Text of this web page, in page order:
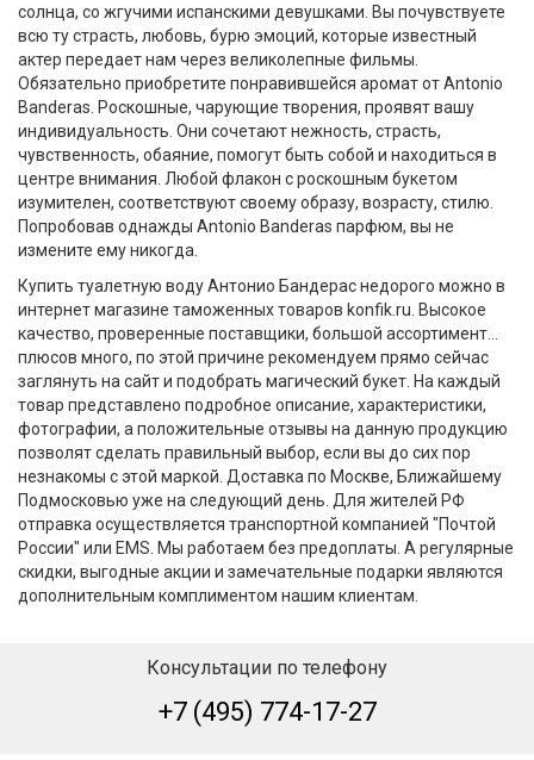
солнца, со жгучими испанскими девушками. Вы почувствуете
всю ту страсть, любовь, бурю эмоций, которые известный
актер передает нам через великолепные фильмы.
Обязательно приобретите понравившейся аромат от Antonio
Banderas. Роскошные, чарующие творения, проявят вашу
индивидуальность. Они сочетают нежность, страсть,
чувственность, обаяние, помогут быть собой и находиться в
центре внимания. Любой флакон с роскошным букетом
изумителен, соответствуют своему образу, возрасту, стилю.
Попробовав однажды Antonio Banderas парфюм, вы не
измените ему никогда.
Купить туалетную воду Антонио Бандерас недорого можно в
интернет магазине таможенных товаров konfik.ru. Высокое
качество, проверенные поставщики, большой ассортимент...
плюсов много, по этой причине рекомендуем прямо сейчас
заглянуть на сайт и подобрать магический букет. На каждый
товар представлено подробное описание, характеристики,
фотографии, а положительные отзывы на данную продукцию
позволят сделать правильный выбор, если вы до сих пор
незнакомы с этой маркой. Доставка по Москве, Ближайшему
Подмосковью уже на следующий день. Для жителей РФ
отправка осуществляется транспортной компанией "Почтой
России" или ЕMS. Мы работаем без предоплаты. А регулярные
скидки, выгодные акции и замечательные подарки являются
дополнительным комплиментом нашим клиентам.
Консультации по телефону
+7 (495) 774-17-27